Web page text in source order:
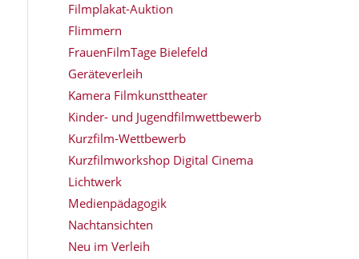
Filmplakat-Auktion
Flimmern
FrauenFilmTage Bielefeld
Geräteverleih
Kamera Filmkunsttheater
Kinder- und Jugendfilmwettbewerb
Kurzfilm-Wettbewerb
Kurzfilmworkshop Digital Cinema
Lichtwerk
Medienpädagogik
Nachtansichten
Neu im Verleih